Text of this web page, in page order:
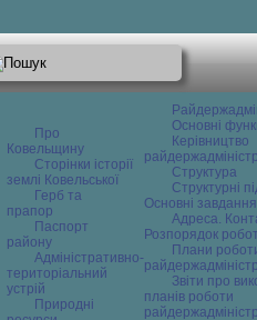
Про
Ковельщину
Сторінки історії
землі Ковельської
Герб та
прапор
Паспорт
району
Адміністративно-
територіальний
устрій
Природні
Основні
Керівництво
Структура
Структурні
Основні завдання
Адреса.
Розпорядок
Плани
Звіти про
планів роботи